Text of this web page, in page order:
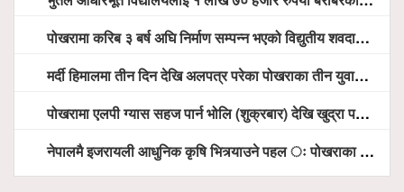
पोखरामा करिब ३ बर्ष अघि निर्माण सम्पन्न भएको विद्युतीय शवदाह गृह अझै संचालनमा आउन सकेन, तत्काल संचालन गर्न स्थानियको माग
मर्दी हिमालमा तीन दिन देखि अलपत्र परेका पोखराका तीन युवाको सशस्त्र प्रहरी सहितको टोलीको साहसिक उद्धार
पोखरामा एलपी ग्यास सहज पार्न भोलि (शुक्रबार) देखि खुद्रा पसलबाटै बिक्रि वितरण हुने, स्टोर नगर्न आग्रह
नेपालमै इजरायली आधुनिक कृषि भित्र्याउने पहल ः पोखराका मेयर धनराज आचार्य र इजरायली राजदूतबीच सहकार्य विस्तारको संकेत